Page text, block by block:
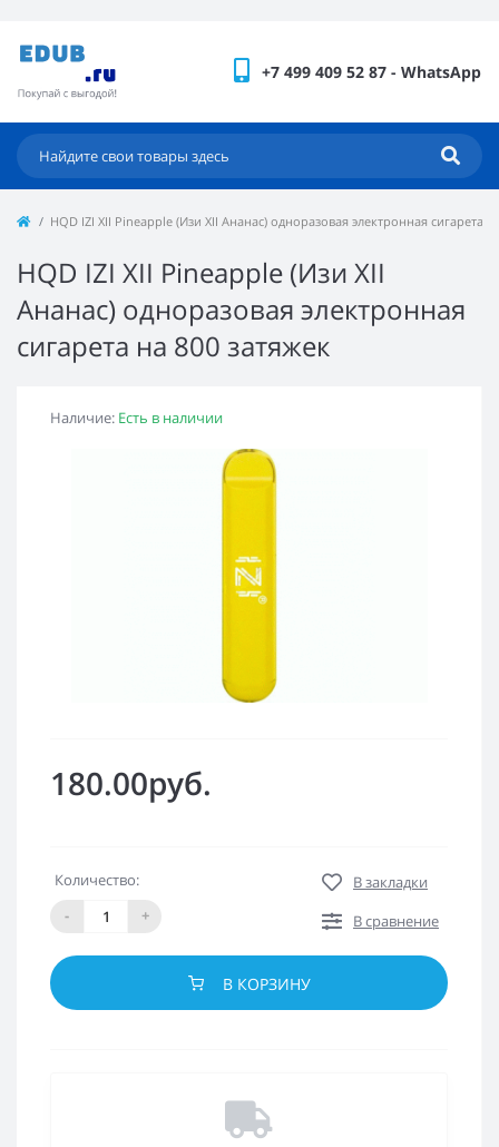
+7 499 409 52 87 - WhatsApp
HQD IZI XII Pineapple (Изи XII Ананас) одноразовая электронная сигарета
HQD IZI XII Pineapple (Изи XII
Ананас) одноразовая электронная
сигарета на 800 затяжек
Наличие: Есть в наличии
180.00руб.
Количество:
-
+
В закладки
В сравнение
В КОРЗИНУ